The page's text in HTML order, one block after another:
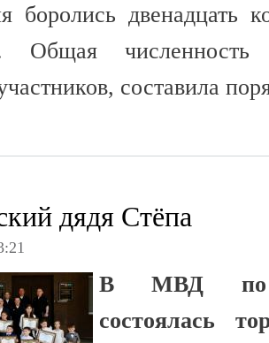
боролись двенадцать
Общая численность
составила
дядя Стёпа
В МВД по
состоялась